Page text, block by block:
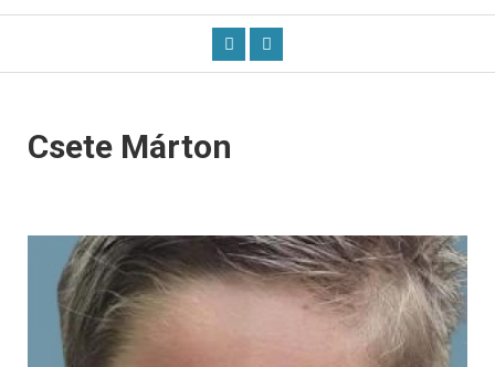
Csete Márton